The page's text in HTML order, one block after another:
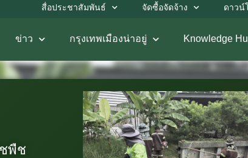
สื่อประชาสัมพันธ์ จัดซื้อจัดจ้าง ดาวน์
ข่าว กรุงเทพเมืองน่าอยู่ Knowledge
พืช